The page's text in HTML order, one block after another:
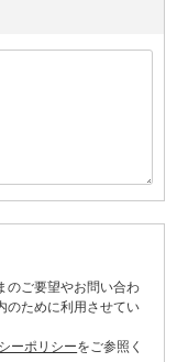
のご要望やお問い合わ
のために利用させてい
ーポリシーをご参照く